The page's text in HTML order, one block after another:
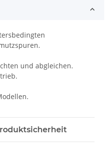
und abgleichen.